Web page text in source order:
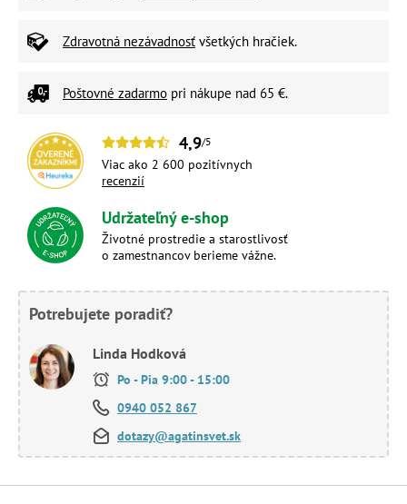
Zdravotná nezávadnosť všetkých hračiek.
Poštovné zadarmo pri nákupe nad 65 €.
4,9/5
Viac ako 2 600 pozitívnych
recenzií
Udržateľný e-shop
Životné prostredie a starostlivosť
o zamestnancov berieme vážne.
Potrebujete poradiť?
Linda Hodková
Po - Pia 9:00 - 15:00
0940 052 867
dotazy@agatinsvet.sk